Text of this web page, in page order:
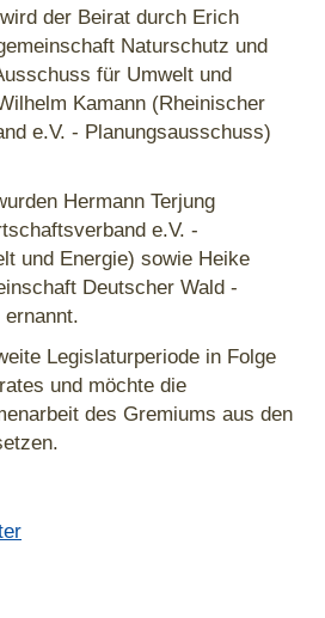
der Beirat durch Erich
Naturschutz und
für Umwelt und
Kamann (Rheinischer
e.V. - Planungsausschuss)
Hermann Terjung
e.V. -
und Energie) sowie Heike
Deutscher Wald -
Legislaturperiode in Folge
und möchte die
des Gremiums aus den